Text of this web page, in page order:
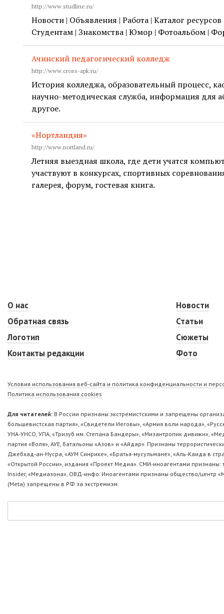
http://www.studline.ru/
Новости | Объявления | Работа | Каталог
Студентам | Знакомства | Юмор | Фотоальбом |
Ачинский педагогический колледж
http://www.cross-apk.ru/
История колледжа, образовательный процесс,
научно-методическая служба, информация для
другое.
«Нортландия»
http://www.nortland.ru/
Летняя выездная школа, где дети учатся
участвуют в конкурсах, спортивных
галерея, форум, гостевая книга.
О нас
Обратная связь
Логотип
Контакты редакции
Новости
Статьи
Сюжеты
Фото
Условия использования веб-сайта и политика конфиденциальности и
Политика использования cookies
Для читателей: В России признаны экстремистскими и запрещены
большевистская партия», «Свидетели Иеговы», «Армия воли народа»,
УНА-УНСО, УПА, «Тризуб им. Степана Бандеры», «Мизантропик дивижн»,
партия «Воля», АУЕ, батальоны «Азов» и «Айдар». Признаны
Джебхад-ан-Нусра, «АУМ Синрике», «Братья-мусульмане», «Аль-Каида в
«Открытой России», издания «Проект Медиа». СМИ-иноагентами
Insider, «Медиазона», ОВД-инфо. Иноагентами признаны общество/центр
(Metа) запрещены в РФ за экстремизм.